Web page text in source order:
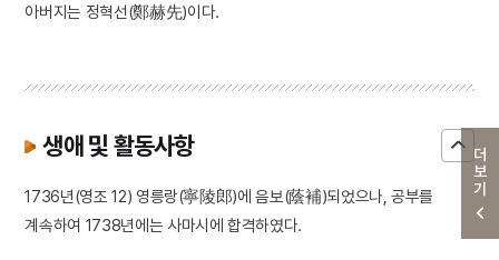
더보기
아버지는 정혁선(鄭赫先)이다.
생애 및 활동사항
1736년(영조 12) 영릉랑(寧陵郎)에 음보(蔭補)되었으나, 공부를
계속하여 1738년에는 사마시에 합격하였다.